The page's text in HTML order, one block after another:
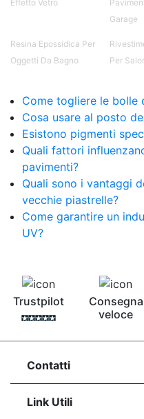
Smalto epossidico
epossidica per
bicomponente per
Cariche
epossidico Colla
Pavimento
Applicazioni di
Mastice
bicomponente
bicomponente
contro Epossidica
Effetto Vetro
Garage
Resina Epossidica Per
Oggetti Da Bagno
Per
Come togliere le bolle
Cosa usare al posto
Esistono pigmenti
Quali fattori
pavimenti?
Quali sono i vantaggi
vecchie piastrelle?
Come garantire un
UV?
Trustpilot
Consegna
veloce
Contatti
Link Utili